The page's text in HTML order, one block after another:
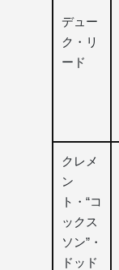
デュー
ク・リ
ード
クレメ
ン
ト・“コ
ックス
ソン”・
ドッド